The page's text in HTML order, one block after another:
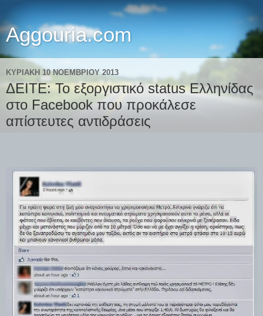
Aggouria.com
ΚΥΡΙΑΚΉ 10 ΝΟΕΜΒΡΊΟΥ 2013
ΔΕΙΤΕ: Το εξοργιστικό status Ελληνίδας
στο Facebook που προκάλεσε
απίστευτες αντιδράσεις